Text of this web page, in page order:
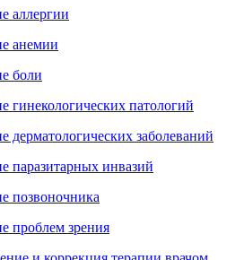
аллергии
анемии
боли
гинекологических патологий
дерматологических заболеваний
паразитарных инвазий
позвоночника
проблем зрения